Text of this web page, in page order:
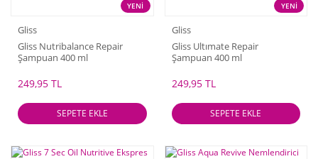
YENİ
Gliss
Gliss Nutribalance Repair
Şampuan 400 ml
249,95 TL
SEPETE EKLE
YENİ
Gliss
Gliss Ultımate Repair
Şampuan 400 ml
249,95 TL
SEPETE EKLE